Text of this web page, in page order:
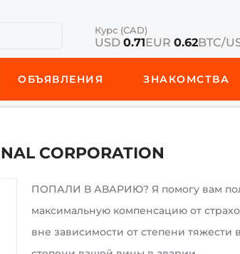
Курс (CAD)
USD 0.71EUR 0.62BTC/
ОБЪЯВЛЕНИЯ ЗНАКОМСТВА
CORPORATION
ПОПАЛИ В АВАРИЮ? Я помогу вам
максимальную компенсацию от
вне зависимости от степени тяжести